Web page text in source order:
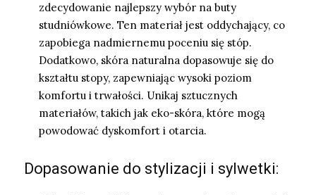
zdecydowanie najlepszy wybór na buty
studniówkowe. Ten materiał jest oddychający, co
zapobiega nadmiernemu poceniu się stóp.
Dodatkowo, skóra naturalna dopasowuje się do
kształtu stopy, zapewniając wysoki poziom
komfortu i trwałości. Unikaj sztucznych
materiałów, takich jak eko-skóra, które mogą
powodować dyskomfort i otarcia.
Dopasowanie do stylizacji i sylwetki: